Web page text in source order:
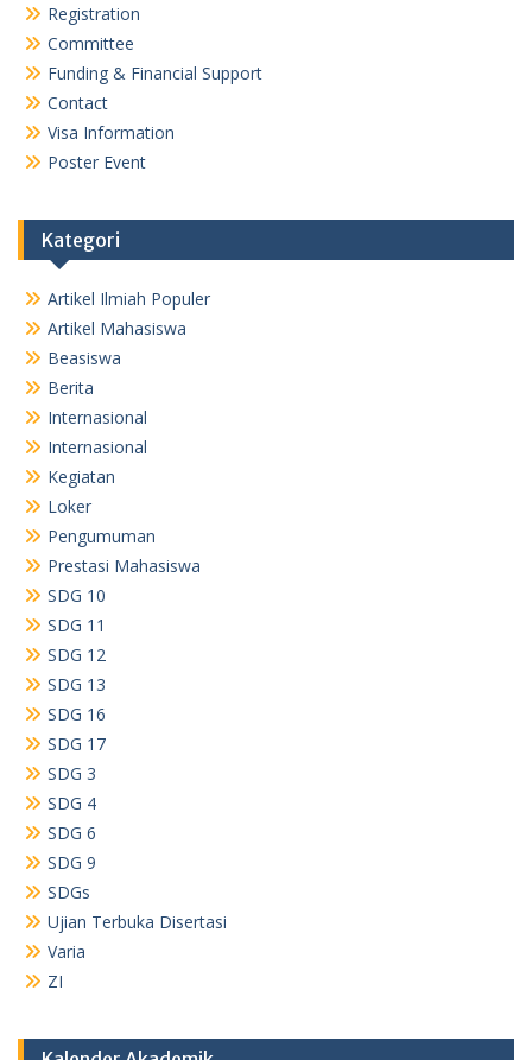
Registration
Committee
Funding & Financial Support
Contact
Visa Information
Poster Event
Kategori
Artikel Ilmiah Populer
Artikel Mahasiswa
Beasiswa
Berita
Internasional
Internasional
Kegiatan
Loker
Pengumuman
Prestasi Mahasiswa
SDG 10
SDG 11
SDG 12
SDG 13
SDG 16
SDG 17
SDG 3
SDG 4
SDG 6
SDG 9
SDGs
Ujian Terbuka Disertasi
Varia
ZI